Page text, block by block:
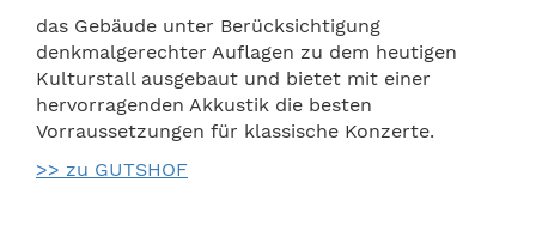
das Gebäude unter Berücksichtigung
denkmalgerechter Auflagen zu dem heutigen
Kulturstall ausgebaut und bietet mit einer
hervorragenden Akkustik die besten
Vorraussetzungen für klassische Konzerte.
>> zu GUTSHOF